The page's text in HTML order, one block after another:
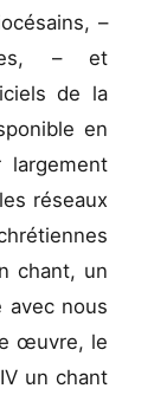
–
– et
de la
en
réseaux
chant, un
avec nous
œuvre, le
un chant